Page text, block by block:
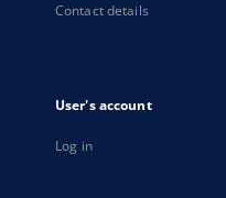
Contact details
User's account
Log in